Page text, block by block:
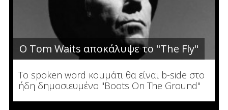
Ο Tom Waits αποκάλυψε το "The Fly"
To spoken word κομμάτι θα είναι b-side στο
ήδη δημοσιευμένο "Boots On The Ground"